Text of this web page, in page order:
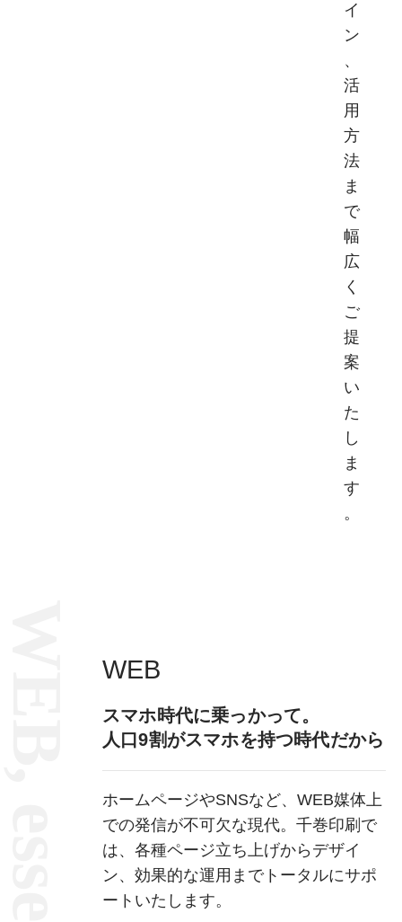
イ
ン
、
活
用
方
法
ま
で
幅
広
く
ご
提
案
い
た
し
ま
す
。
WEB
スマホ時代に乗っかって。
人口9割がスマホを持つ時代だから
ホームページやSNSなど、WEB媒体上
での発信が不可欠な現代。千巻印刷で
は、各種ページ立ち上げからデザイ
ン、効果的な運用までトータルにサポ
ートいたします。